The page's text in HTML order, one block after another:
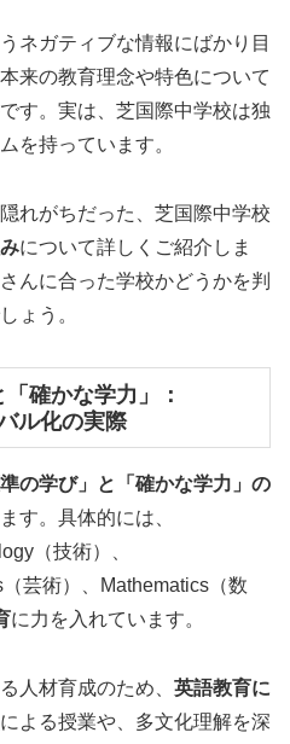
ネガティブな情報にばかり目
来の教育理念や特色について
す。実は、芝国際中学校は独
を持っています。
れがちだった、芝国際中学校
について詳しくご紹介しま
んに合った学校かどうかを判
ょう。
「確かな学力」：
ル化の実際
準の学び」と「確かな学力」の
す。具体的には、
（技術）、
芸術）、Mathematics（数
に力を入れています。
人材育成のため、 英語教育に
よる授業や、多文化理解を深